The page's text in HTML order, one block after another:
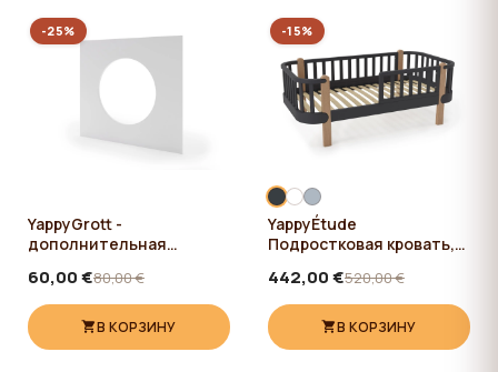
YappyGrott -
дополнительная
60,00 €80,00 €
В КОРЗИНУ
-25%
YappyÉtude
Подростковая кровать,
442,00 €520,00 €
В КОРЗИНУ
-15%